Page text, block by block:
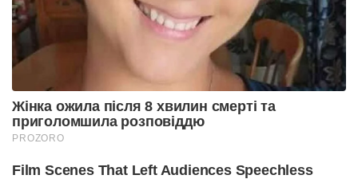
Жінка ожила після 8 хвилин смерті та
приголомшила розповіддю
PROZORO
Film Scenes That Left Audiences Speechless